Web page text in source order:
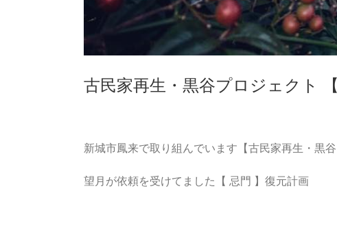
古民家再生・黒谷プロジェクト
新城市鳳来で取り組んでいます【古民家再生・黒谷
望月が依頼を受けてました【 忌門 】復元計画